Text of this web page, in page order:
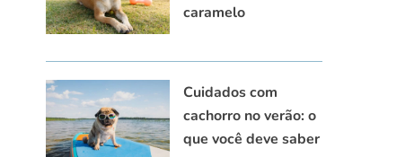
caramelo
Cuidados com
cachorro no verão: o
que você deve saber